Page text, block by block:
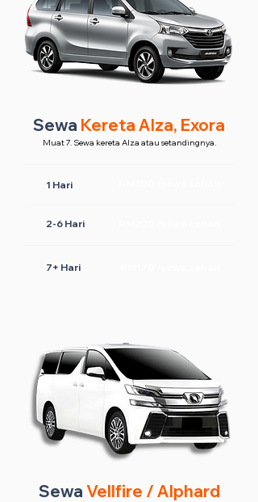
Sewa Kereta Alza, Exora
Muat 7. Sewa kereta Alza atau setandingnya.
1 Hari
2-6 Hari
7+ Hari
Sewa Vellfire / Alphard